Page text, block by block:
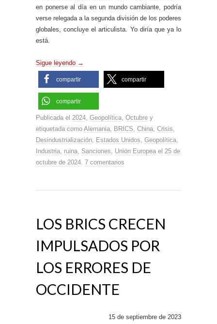
en ponerse al día en un mundo cambiante, podría
verse relegada a la segunda división de los poderes
globales, concluye el articulista. Yo diría que ya lo
está.
Sigue leyendo →
compartir compartir
compartir
Publicada el 2024 Geopolítica Octubre y
etiquetada como Alemania BRICS China Crisis
Desindustrialización
Estados Unidos Geopolítica
Industria ruina Sanciones Unión Europea el 25 de
octubre de 2024 7 comentarios
LOS BRICS CRECEN
IMPULSADOS POR
LOS ERRORES DE
OCCIDENTE
15 de septiembre de 2023